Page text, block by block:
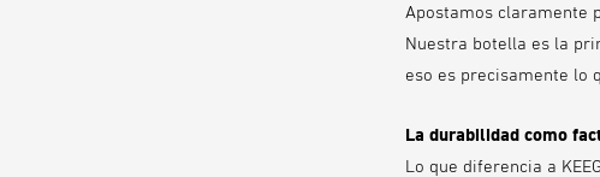
Apostamos claramente
Nuestra botella es la
eso es precisamente lo
La durabilidad como
Lo que diferencia a